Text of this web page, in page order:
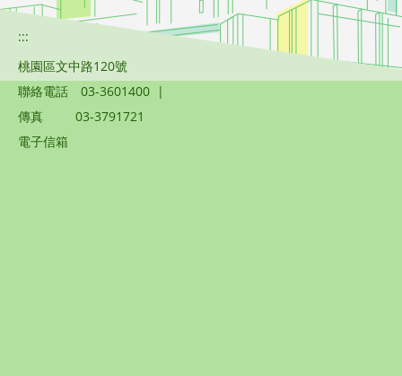
:::
桃園區文中路120號
聯絡電話
03-3601400 |
傳真
03-3791721
電子信箱